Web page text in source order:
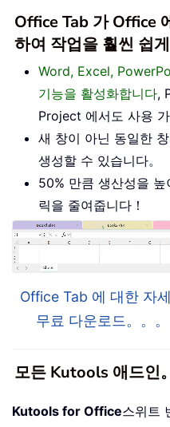
Office Tab 가 Office
하여 작업을 훨씬 쉽
Word, Excel,
기능을 활성화합니다,
Project 에서도 사용 가
새 창이 아닌 동일한
생성할 수 있습니다。
50% 만큼 생산성을
릭을 줄여줍니다！
Office Tab 에 대한 자
무료 다운로드。。。
모든 Kutools 애드인
Kutools for Office스위트